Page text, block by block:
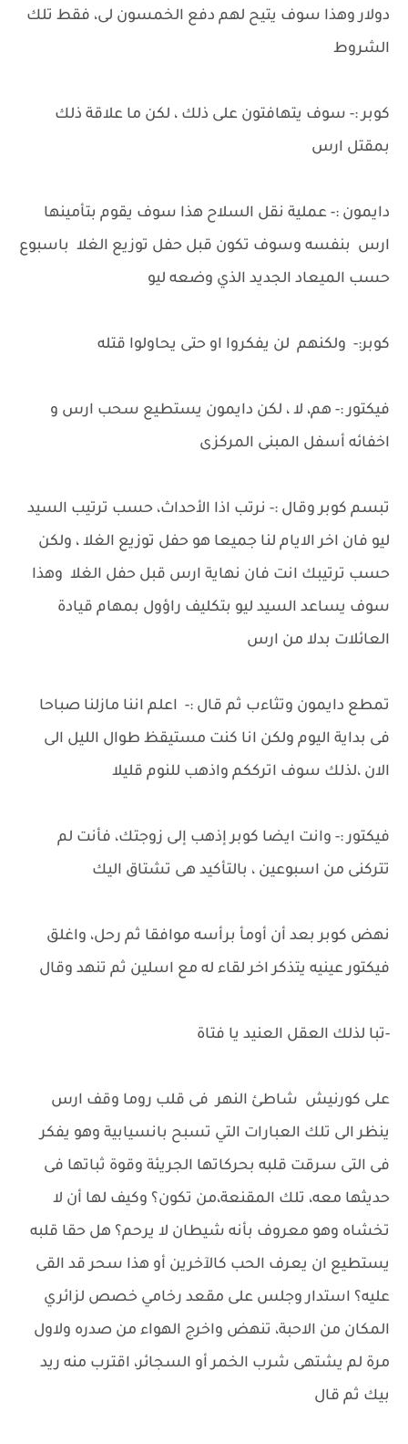
دولار وهذا سوف يتيح لهم دفع الخمسون لى، فقط تلك
الشروط
كوبر :- سوف يتهافتون على ذلك ، لكن ما علاقة ذلك
بمقتل ارس
دايمون :- عملية نقل السلاح هذا سوف يقوم بتأمينها
ارس بنفسه وسوف تكون قبل حفل توزيع الغلا باسبوع
حسب الميعاد الجديد الذي وضعه ليو
كوبر:- ولكنهم لن يفكروا او حتى يحاولوا قتله
فيكتور :- هم، لا ، لكن دايمون يستطيع سحب ارس و
اخفائه أسفل المبنى المركزى
تبسم كوبر وقال :- نرتب اذا الأحداث، حسب ترتيب السيد
ليو فان اخر الايام لنا جميعا هو حفل توزيع الغلا ، ولكن
حسب ترتيبك انت فان نهاية ارس قبل حفل الغلا وهذا
سوف يساعد السيد ليو بتكليف راؤول بمهام قيادة
العائلات بدلا من ارس
تمطع دايمون وتثاءب ثم قال :- اعلم اننا مازلنا صباحا
فى بداية اليوم ولكن انا كنت مستيقظ طوال الليل الى
الان ،لذلك سوف اترككم واذهب للنوم قليلا
فيكتور :- وانت ايضا كوبر إذهب إلى زوجتك، فأنت لم
تتركنى من اسبوعين ، بالتأكيد هى تشتاق اليك
نهض كوبر بعد أن أومأ برأسه موافقا ثم رحل، واغلق
فيكتور عينيه يتذكر اخر لقاء له مع اسلين ثم تنهد وقال
-تبا لذلك العقل العنيد يا فتاة
على كورنيش شاطئ النهر فى قلب روما وقف ارس
ينظر الى تلك العبارات التي تسبح بانسيابية وهو يفكر
فى التى سرقت قلبه بحركاتها الجريئة وقوة ثباتها فى
حديثها معه، تلك المقنعة،من تكون؟ وكيف لها أن لا
تخشاه وهو معروف بأنه شيطان لا يرحم؟ هل حقا قلبه
يستطيع ان يعرف الحب كالآخرين أو هذا سحر قد القى
عليه؟ استدار وجلس على مقعد رخامي خصص لزائري
المكان من الاحبة، تنهض واخرج الهواء من صدره ولاول
مرة لم يشتهى شرب الخمر أو السجائر، اقترب منه ريد
بيك ثم قال